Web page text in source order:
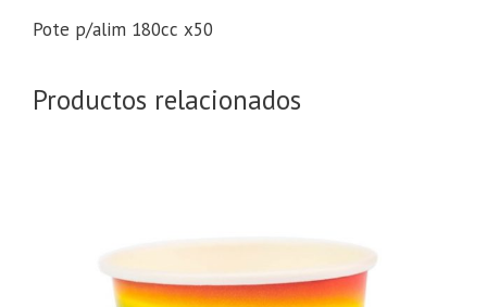
Pote p/alim 180cc x50
Productos relacionados